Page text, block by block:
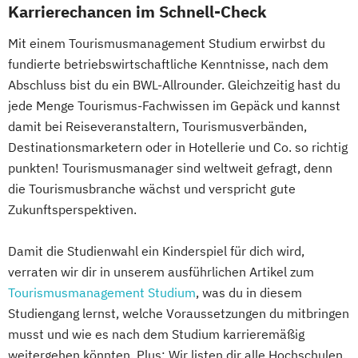
Karrierechancen im Schnell-Check
Mit einem Tourismusmanagement Studium erwirbst du
fundierte betriebswirtschaftliche Kenntnisse, nach dem
Abschluss bist du ein BWL-Allrounder. Gleichzeitig hast du
jede Menge Tourismus-Fachwissen im Gepäck und kannst
damit bei Reiseveranstaltern, Tourismusverbänden,
Destinationsmarketern oder in Hotellerie und Co. so richtig
punkten! Tourismusmanager sind weltweit gefragt, denn
die Tourismusbranche wächst und verspricht gute
Zukunftsperspektiven.
Damit die Studienwahl ein Kinderspiel für dich wird,
verraten wir dir in unserem ausführlichen Artikel zum
Tourismusmanagement Studium, was du in diesem
Studiengang lernst, welche Voraussetzungen du mitbringen
musst und wie es nach dem Studium karrieremäßig
weitergehen könnten. Plus: Wir listen dir alle Hochschulen,